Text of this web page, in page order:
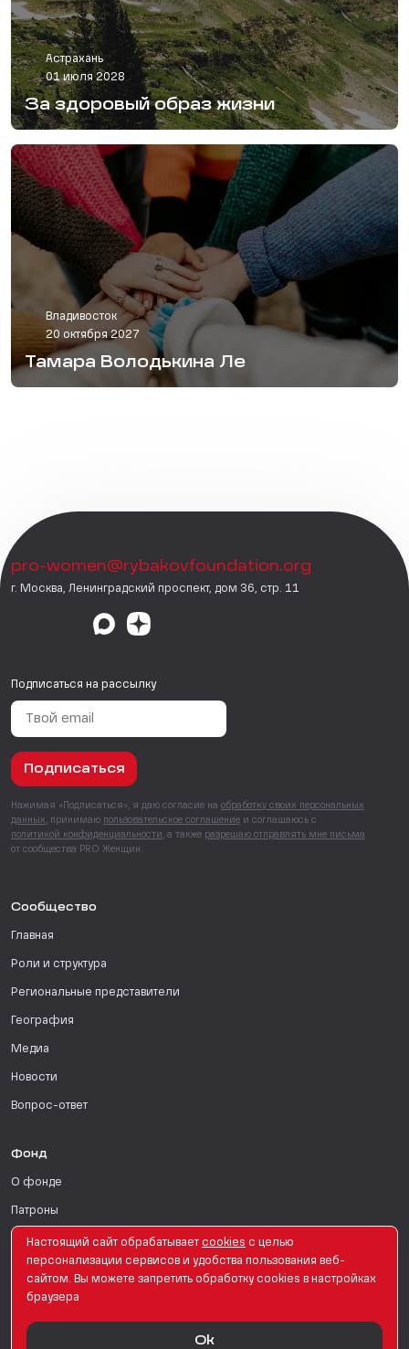
Астрахань
01 июля 2028
За здоровый образ жизни
Владивосток
20 октября 2027
Тамара Володькина Ле
pro-women@rybakovfoundation.org
г. Москва, Ленинградский проспект, дом 36, стр. 11
Подписаться на рассылку
Подписаться
Нажимая «Подписаться», я даю согласие на обработку своих персональных
данных , принимаю пользовательское соглашение и соглашаюсь с
политикой конфиденциальности , а также разрешаю отправлять мне письма
от сообщества PRO Женщин.
Сообщество
Главная
Роли и структура
Региональные представители
География
Медиа
Новости
Вопрос-ответ
Фонд
О фонде
Патроны
Поддержать
Для СМИ
Настоящий сайт обрабатывает сookies с целью
персонализации сервисов и удобства пользования веб-
сайтом. Вы можете запретить обработку сookies в настройках
браузера
Ok